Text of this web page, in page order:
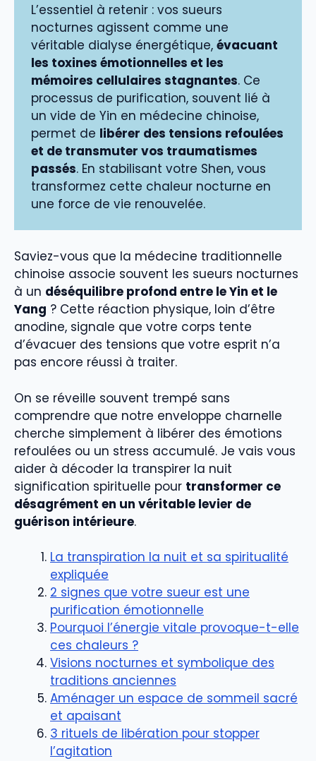
L’essentiel à retenir : vos sueurs
nocturnes agissent comme une
véritable dialyse énergétique, évacuant
les toxines émotionnelles et les
mémoires cellulaires stagnantes. Ce
processus de purification, souvent lié à
un vide de Yin en médecine chinoise,
permet de libérer des tensions refoulées
et de transmuter vos traumatismes
passés. En stabilisant votre Shen, vous
transformez cette chaleur nocturne en
une force de vie renouvelée.
Saviez-vous que la médecine traditionnelle
chinoise associe souvent les sueurs nocturnes
à un déséquilibre profond entre le Yin et le
Yang ? Cette réaction physique, loin d’être
anodine, signale que votre corps tente
d’évacuer des tensions que votre esprit n’a
pas encore réussi à traiter.
On se réveille souvent trempé sans
comprendre que notre enveloppe charnelle
cherche simplement à libérer des émotions
refoulées ou un stress accumulé. Je vais vous
aider à décoder la transpirer la nuit
signification spirituelle pour transformer ce
désagrément en un véritable levier de
guérison intérieure.
La transpiration la nuit et sa spiritualité
expliquée
2 signes que votre sueur est une
purification émotionnelle
Pourquoi l’énergie vitale provoque-t-elle
ces chaleurs ?
Visions nocturnes et symbolique des
traditions anciennes
Aménager un espace de sommeil sacré
et apaisant
3 rituels de libération pour stopper
l’agitation